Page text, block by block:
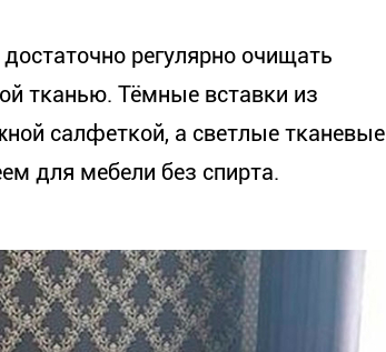
регулярно очищать
тканью. Тёмные вставки из
салфеткой, а светлые тканевые
для мебели без спирта.